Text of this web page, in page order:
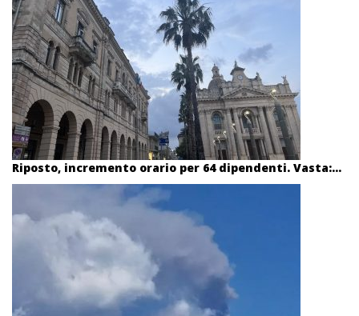
Riposto, incremento orario per 64 dipendenti. Vasta:...